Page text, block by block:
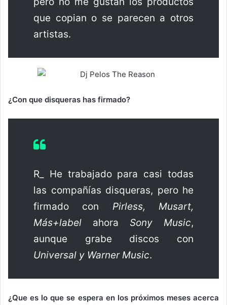
que copian o se parecen a otros
artistas.
¿Con que disqueras has firmado?
R_ He trabajado para casi todas
las compañías disqueras, pero he
firmado con Pirless, Musart,
Más+label ahora Sony Music,
aunque grabe discos con
Universal y Warner Music.
¿Que es lo que se espera en los próximos meses acerca